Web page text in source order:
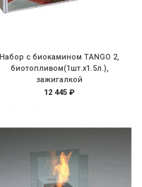
Набор с биокамином TANGO 2,
биотопливом(1шт.х1.5л.),
зажигалкой
12 445 ₽